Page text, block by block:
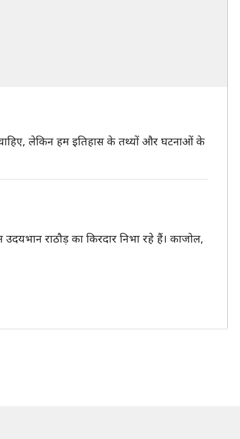
लेकिन हम इतिहास के तथ्यों और घटनाओं के
राठौड़ का किरदार निभा रहे हैं। काजोल,